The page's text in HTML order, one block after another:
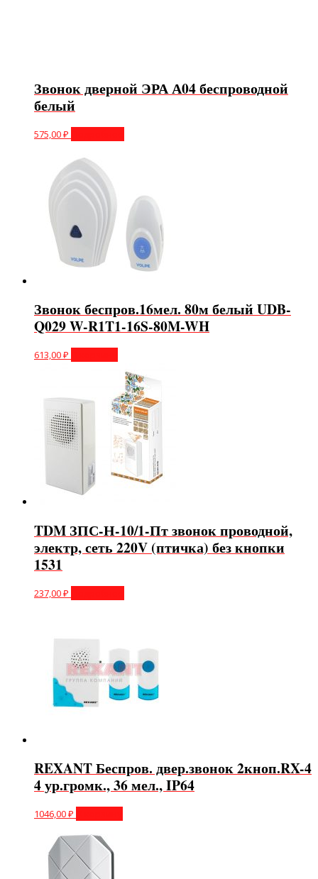
Звонок дверной ЭРА А04 беспроводной
белый
575,00₽
Звонок беспров.16мел. 80м белый UDB-
Q029 W-R1T1-16S-80M-WH
613,00₽
TDM ЗПС-Н-10/1-Пт звонок проводной,
электр, сеть 220V (птичка) без кнопки
1531
237,00₽
REXANT Беспров. двер.звонок 2кноп.RX-4
4 ур.громк., 36 мел., IP64
1046,00₽